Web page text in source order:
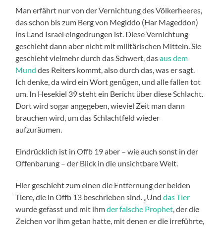
Man erfährt nur von der Vernichtung des Völkerheeres,
das schon bis zum Berg von Megiddo (Har Mageddon)
ins Land Israel eingedrungen ist. Diese Vernichtung
geschieht dann aber nicht mit militärischen Mitteln. Sie
geschieht vielmehr durch das Schwert, dasaus dem
Mund des Reiters kommt, also durch das, was er sagt.
Ich denke, da wird ein Wort genügen, und alle fallen tot
um. In Hesekiel 39 steht ein Bericht über diese Schlacht.
Dort wird sogar angegeben, wieviel Zeit man dann
brauchen wird, um das Schlachtfeld wieder
aufzuräumen.
Eindrücklich ist in Offb 19 aber – wie auch sonst in der
Offenbarung – der Blick in die unsichtbare Welt.
Hier geschieht zum einen die Entfernung der beiden
Tiere, die in Offb 13 beschrieben sind. „Unddas Tier
wurde gefasst und mit ihmder falsche Prophet , der die
Zeichen vor ihm getan hatte, mit denen er die irreführte,